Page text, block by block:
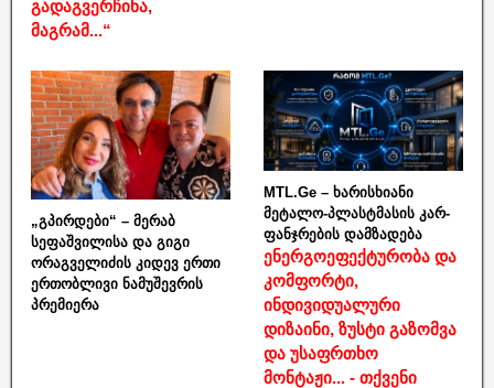
გადაგვერჩინა,
მაგრამ...“
„გპირდები“ – მერაბ
სეფაშვილისა და გიგი
ორაგველიძის კიდევ ერთი
ერთობლივი ნამუშევრის
პრემიერა
MTL.Ge – ხარისხიანი
მეტალო-პლასტმასის კარ-
ფანჯრების დამზადება
ენერგოეფექტურობა და
კომფორტი,
ინდივიდუალური
დიზაინი, ზუსტი გაზომვა
და უსაფრთხო
მონტაჟი... - თქვენი